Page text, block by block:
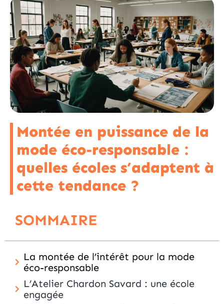
Montée en puissance de la
mode éco-responsable :
quelles écoles s’adaptent à
cette tendance ?
SOMMAIRE
La montée de l’intérêt pour la mode
éco-responsable
L’Atelier Chardon Savard : une école
engagée